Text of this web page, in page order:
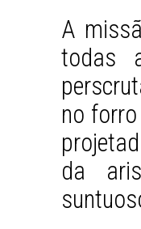
A
todas
no
da